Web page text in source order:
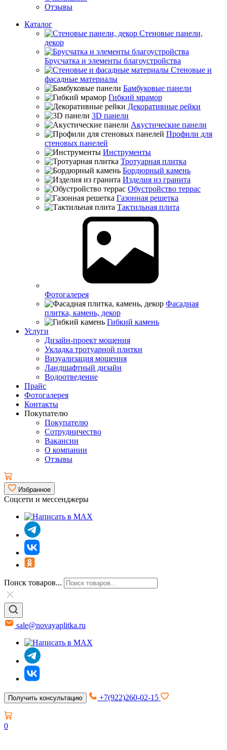
Отзывы
Каталог
Стеновые панели,
декор
Брусчатка и элементы благоустройства
Стеновые и
фасадные материалы
Бамбуковые панели
Гибкий мрамор
Декоративные рейки
3D панели
Акустические панели
Профили для
стеновых панелей
Инструменты
Тротуарная плитка
Бордюрный камень
Изделия из гранита
Обустройство террас
Газонная решетка
Тактильная плита
Фотогалерея
Фасадная
плитка, камень, декор
Гибкий камень
Услуги
Дизайн-проект мощения
Укладка тротуарной плитки
Визуализация мощения
Ландшафтный дизайн
Водоотведение
Прайс
Фотогалерея
Контакты
Покупателю
Покупателю
Сотрудничество
Вакансии
О компании
Отзывы
Избранное
Соцсети и мессенджеры
Поиск товаров...
sale@novayaplitka.ru
Получить консультацию +7(922)260-02-15
0